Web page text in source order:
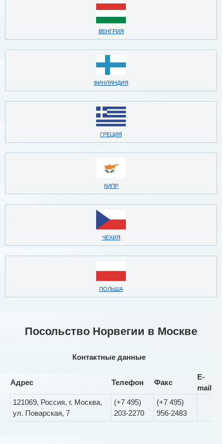
ВЕНГРИЯ
ФИНЛЯНДИЯ
ГРЕЦИЯ
КИПР
ЧЕХИЯ
ПОЛЬША
Посольство Норвегии в Москве
Контактные данные
Адрес Телефон Факс
E-
mail
121069, Россия, г. Москва,
ул. Поварская, 7
(+7 495)
203-2270
(+7 495)
956-2483